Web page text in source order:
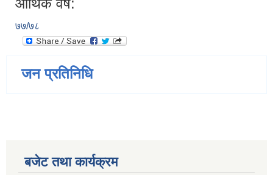
आर्थिक वर्ष:
७७/७८
जन प्रतिनिधि
बजेट तथा कार्यक्रम